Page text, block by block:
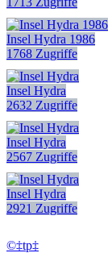
Insel Hydra 1986
1768 Zugriffe
Insel Hydra
2632 Zugriffe
Insel Hydra
2567 Zugriffe
Insel Hydra
2921 Zugriffe
©‡tp‡